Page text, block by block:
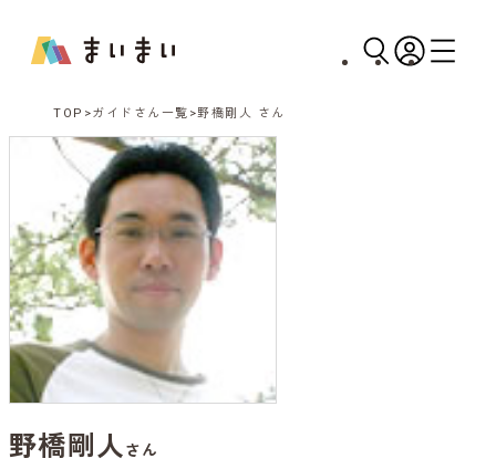
TOP ガイドさん一覧 野橋剛人 さん
野橋剛人さん